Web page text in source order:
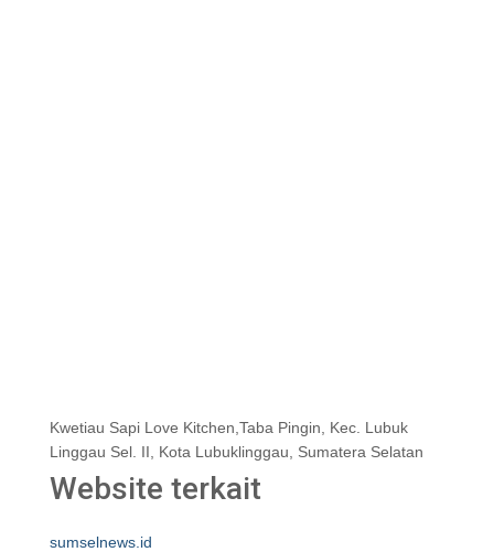
Kwetiau Sapi Love Kitchen,Taba Pingin, Kec. Lubuk
Linggau Sel. II, Kota Lubuklinggau, Sumatera Selatan
Website terkait
sumselnews.id